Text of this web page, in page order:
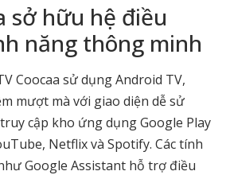
sở hữu hệ điều
năng thông minh
Coocaa sử dụng Android TV,
mượt mà với giao diện dễ sử
cập kho ứng dụng Google Play
Netflix và Spotify. Các tính
Google Assistant hỗ trợ điều